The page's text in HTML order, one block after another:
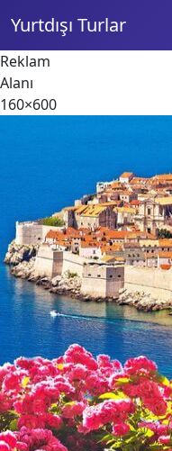
Yurtdışı Turlar
Reklam
Alanı
160×600